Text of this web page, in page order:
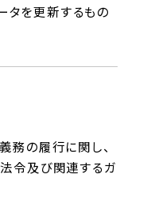
タを更新するもの
務の履行に関し、
令及び関連するガ